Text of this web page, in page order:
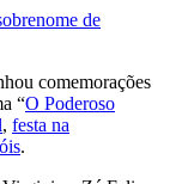
de
comemorações
“O Poderoso
, festa na
.